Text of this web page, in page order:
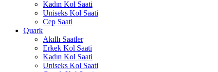
Kadın Kol Saati
Uniseks Kol Saati
Cep Saati
Quark
Akıllı Saatler
Erkek Kol Saati
Kadın Kol Saati
Uniseks Kol Saati